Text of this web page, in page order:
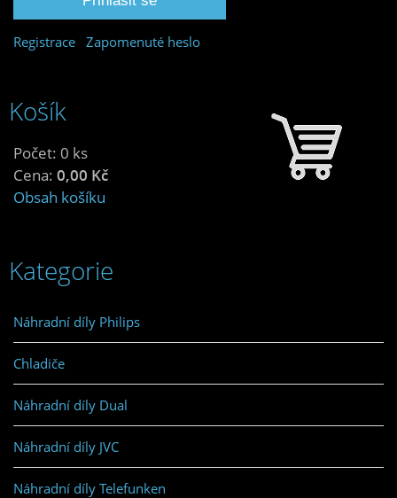
Registrace Zapomenuté heslo
Košík
Počet: 0 ks
Cena: 0,00 Kč
Obsah košíku
Kategorie
Náhradní díly Philips
Chladiče
Náhradní díly Dual
Náhradní díly JVC
Náhradní díly Telefunken